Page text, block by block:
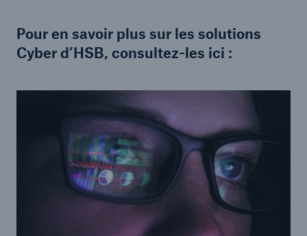
Pour en savoir plus sur les solutions
Cyber d’HSB, consultez-les ici :